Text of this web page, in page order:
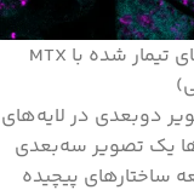
تصویر میکروسکوپ کانفوکال از ماکروفاژهای تیمار شده با MTX
دوبعدی در لایه‌های
یک تصویر سه‌بعدی
ساختارهای پیچیده